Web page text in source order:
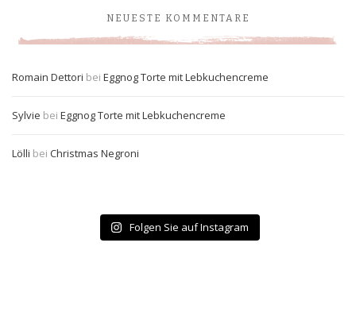
NEUESTE KOMMENTARE
Romain Dettori bei Eggnog Torte mit Lebkuchencreme
Sylvie bei Eggnog Torte mit Lebkuchencreme
Lölli bei Christmas Negroni
Folgen Sie auf Instagram